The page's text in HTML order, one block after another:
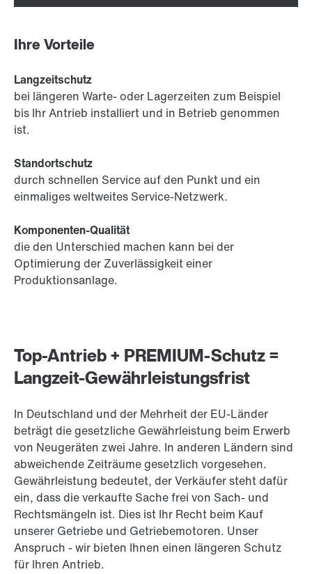
Top-Antrieb + PREMIUM-Schutz =
Langzeit-Gewährleistungsfrist
In Deutschland und der Mehrheit der EU-Länder
beträgt die gesetzliche Gewährleistung beim Erwerb
von Neugeräten zwei Jahre. In anderen Ländern sind
abweichende Zeiträume gesetzlich vorgesehen.
Gewährleistung bedeutet, der Verkäufer steht dafür
ein, dass die verkaufte Sache frei von Sach- und
Rechtsmängeln ist. Dies ist Ihr Recht beim Kauf
unserer Getriebe und Getriebemotoren. Unser
Anspruch - wir bieten Ihnen einen längeren Schutz
für Ihren Antrieb.
Ihre Vorteile
Langzeitschutz
bei längeren Warte- oder Lagerzeiten zum Beispiel
bis Ihr Antrieb installiert und in Betrieb genommen
ist.
Standortschutz
durch schnellen Service auf den Punkt und ein
einmaliges weltweites Service-Netzwerk.
Komponenten-Qualität
die den Unterschied machen kann bei der
Optimierung der Zuverlässigkeit einer
Produktionsanlage.